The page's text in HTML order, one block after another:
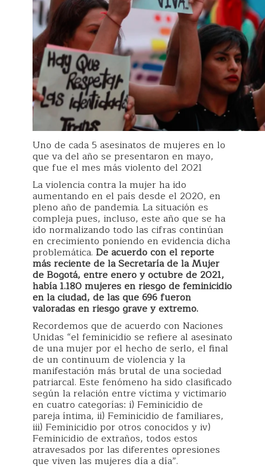
Uno de cada 5 asesinatos de mujeres en lo
que va del año se presentaron en mayo,
que fue el mes más violento del 2021
La violencia contra la mujer ha ido
aumentando en el país desde el 2020, en
pleno año de pandemia. La situación es
compleja pues, incluso, este año que se ha
ido normalizando todo las cifras continúan
en crecimiento poniendo en evidencia dicha
problemática. De acuerdo con el reporte
más reciente de la Secretaría de la Mujer
de Bogotá, entre enero y octubre de 2021,
había 1.180 mujeres en riesgo de feminicidio
en la ciudad, de las que 696 fueron
valoradas en riesgo grave y extremo.
Recordemos que de acuerdo con Naciones
Unidas “el feminicidio se refiere al asesinato
de una mujer por el hecho de serlo, el final
de un continuum de violencia y la
manifestación más brutal de una sociedad
patriarcal. Este fenómeno ha sido clasificado
según la relación entre víctima y victimario
en cuatro categorías: i) Feminicidio de
pareja íntima, ii) Feminicidio de familiares,
iii) Feminicidio por otros conocidos y iv)
Feminicidio de extraños, todos estos
atravesados por las diferentes opresiones
que viven las mujeres día a día”.